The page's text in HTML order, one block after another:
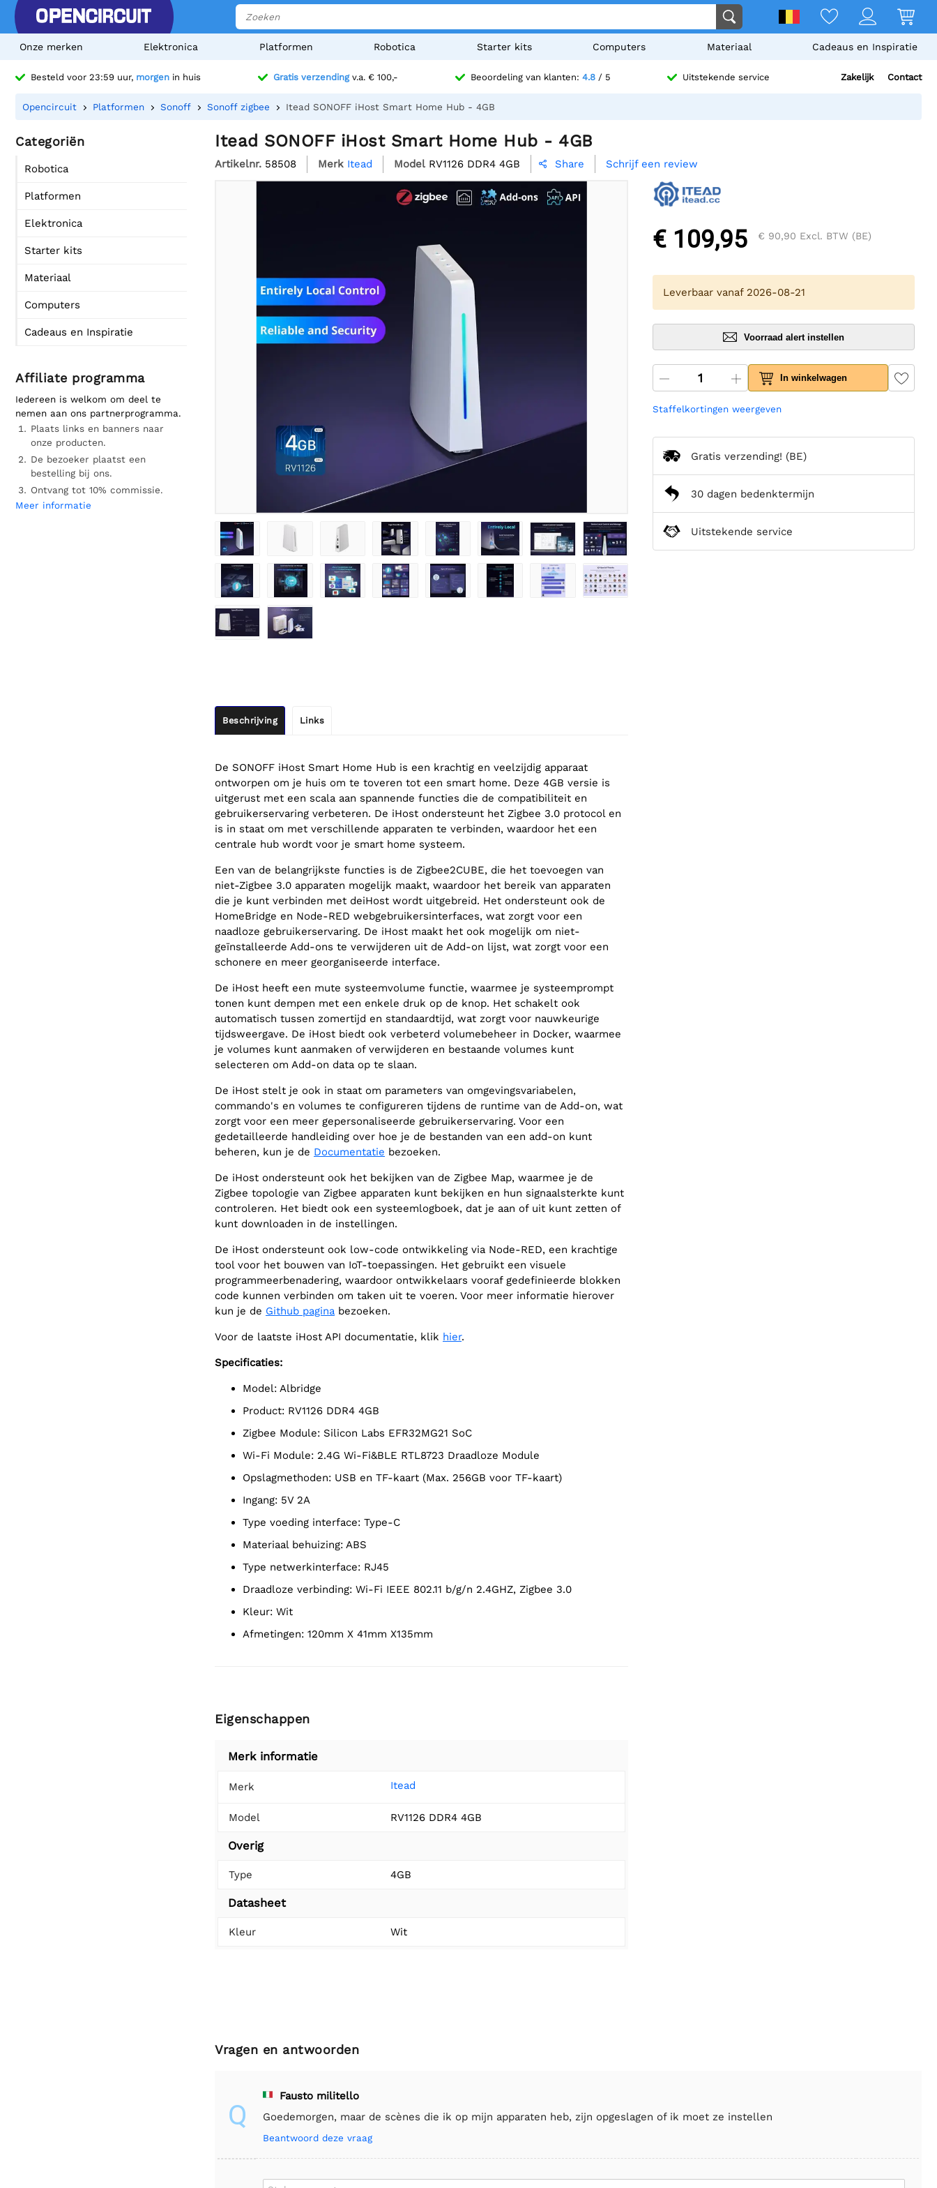
Onze merken Elektronica Platformen Robotica Starter kits Computers Materiaal Cadeaus en Inspiratie
Besteld voor 23:59 uur, morgen in huis Gratis verzendingv.a. € 100,- Beoordeling van klanten: 4.8/ 5 Uitstekende service Zakelijk Contact
Opencircuit Platformen Sonoff Sonoff zigbee Itead SONOFF iHost Smart Home Hub - 4GB
Categoriën
Robotica
Platformen
Elektronica
Starter kits
Materiaal
Computers
Cadeaus en Inspiratie
Affiliate programma
Iedereen is welkom om deel te
nemen aan ons partnerprogramma.
Plaats links en banners naar
onze producten.
De bezoeker plaatst een
bestelling bij ons.
Ontvang tot 10% commissie.
Meer informatie
Itead SONOFF iHost Smart Home Hub - 4GB
Artikelnr. 58508 Merk Itead Model RV1126 DDR4 4GB  Share Schrijf een review
Beschrijving Links
De SONOFF iHost Smart Home Hub is een krachtig en veelzijdig apparaat
ontworpen om je huis om te toveren tot een smart home. Deze 4GB versie is
uitgerust met een scala aan spannende functies die de compatibiliteit en
gebruikerservaring verbeteren. De iHost ondersteunt het Zigbee 3.0 protocol en
is in staat om met verschillende apparaten te verbinden, waardoor het een
centrale hub wordt voor je smart home systeem.
Een van de belangrijkste functies is de Zigbee2CUBE, die het toevoegen van
niet-Zigbee 3.0 apparaten mogelijk maakt, waardoor het bereik van apparaten
die je kunt verbinden met deiHost wordt uitgebreid. Het ondersteunt ook de
HomeBridge en Node-RED webgebruikersinterfaces, wat zorgt voor een
naadloze gebruikerservaring. De iHost maakt het ook mogelijk om niet-
geïnstalleerde Add-ons te verwijderen uit de Add-on lijst, wat zorgt voor een
schonere en meer georganiseerde interface.
De iHost heeft een mute systeemvolume functie, waarmee je systeemprompt
tonen kunt dempen met een enkele druk op de knop. Het schakelt ook
automatisch tussen zomertijd en standaardtijd, wat zorgt voor nauwkeurige
tijdsweergave. De iHost biedt ook verbeterd volumebeheer in Docker, waarmee
je volumes kunt aanmaken of verwijderen en bestaande volumes kunt
selecteren om Add-on data op te slaan.
De iHost stelt je ook in staat om parameters van omgevingsvariabelen,
commando's en volumes te configureren tijdens de runtime van de Add-on, wat
zorgt voor een meer gepersonaliseerde gebruikerservaring. Voor een
gedetailleerde handleiding over hoe je de bestanden van een add-on kunt
beheren, kun je de Documentatie bezoeken.
De iHost ondersteunt ook het bekijken van de Zigbee Map, waarmee je de
Zigbee topologie van Zigbee apparaten kunt bekijken en hun signaalsterkte kunt
controleren. Het biedt ook een systeemlogboek, dat je aan of uit kunt zetten of
kunt downloaden in de instellingen.
De iHost ondersteunt ook low-code ontwikkeling via Node-RED, een krachtige
tool voor het bouwen van IoT-toepassingen. Het gebruikt een visuele
programmeerbenadering, waardoor ontwikkelaars vooraf gedefinieerde blokken
code kunnen verbinden om taken uit te voeren. Voor meer informatie hierover
kun je de Github pagina bezoeken.
Voor de laatste iHost API documentatie, klik hier.
Specificaties:
Model: Albridge
Product: RV1126 DDR4 4GB
Zigbee Module: Silicon Labs EFR32MG21 SoC
Wi-Fi Module: 2.4G Wi-Fi&BLE RTL8723 Draadloze Module
Opslagmethoden: USB en TF-kaart (Max. 256GB voor TF-kaart)
Ingang: 5V 2A
Type voeding interface: Type-C
Materiaal behuizing: ABS
Type netwerkinterface: RJ45
Draadloze verbinding: Wi-Fi IEEE 802.11 b/g/n 2.4GHZ, Zigbee 3.0
Kleur: Wit
Afmetingen: 120mm X 41mm X135mm
Eigenschappen
Merk informatie
Merk Itead
Model RV1126 DDR4 4GB
Overig
Type 4GB
Datasheet
Kleur Wit
€ 109,95 € 90,90 Excl. BTW (BE)
Leverbaar vanaf 2026-08-21
Voorraad alert instellen
In winkelwagen
Staffelkortingen weergeven
Gratis verzending! (BE)
30 dagen bedenktermijn
Uitstekende service
Vragen en antwoorden
Q
Fausto militello
Goedemorgen, maar de scènes die ik op mijn apparaten heb, zijn opgeslagen of ik moet ze instellen
Beantwoord deze vraag